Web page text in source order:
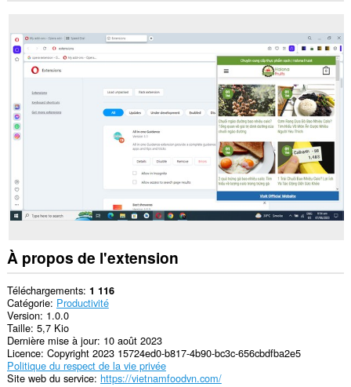
À propos de l'extension
Téléchargements 1 116
Catégorie Productivité
Version 1.0.0
Taille 5,7 Kio
Dernière mise à jour 10 août 2023
Licence Copyright 2023 15724ed0-b817-4b90-bc3c-656cbdfba2e5
Politique du respect de la vie privée
Site web du service https://vietnamfoodvn.com/